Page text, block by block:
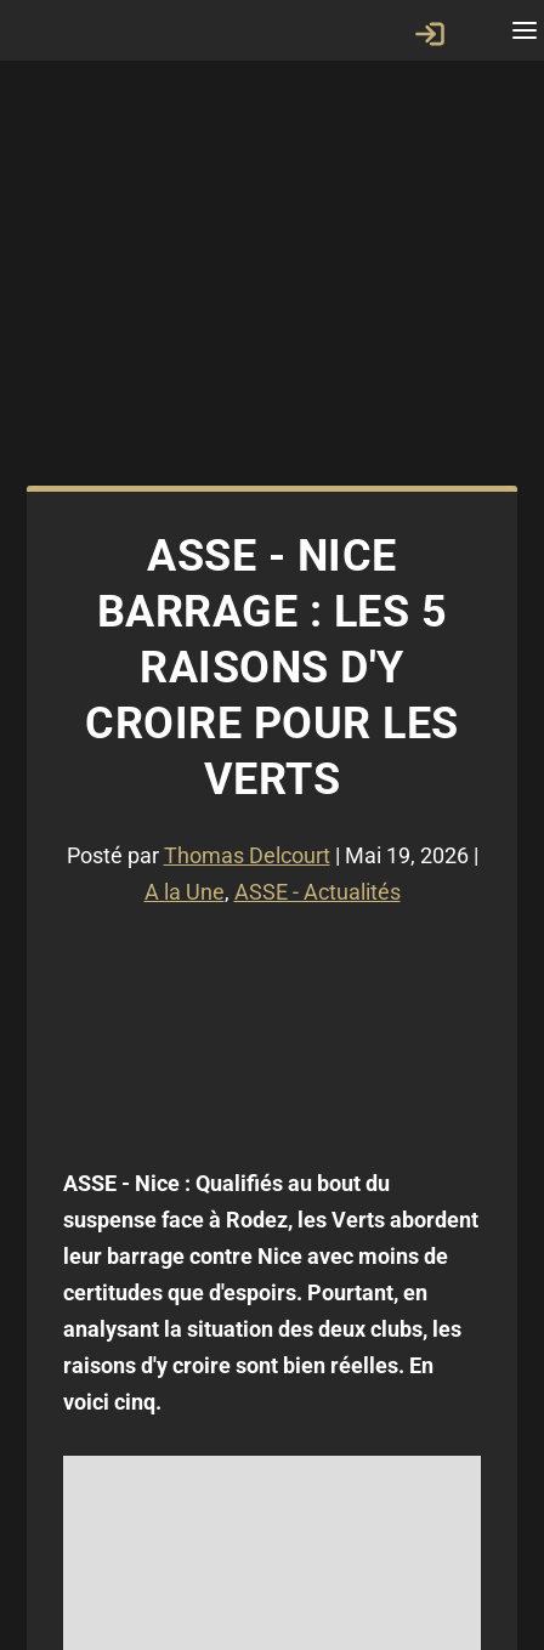
ASSE - NICE
BARRAGE : LES 5
RAISONS D'Y
CROIRE POUR LES
VERTS
Posté parThomas Delcourt| Mai 19, 2026|
A la Une, ASSE - Actualités
ASSE - Nice : Qualifiés au bout du
suspense face à Rodez, les Verts abordent
leur barrage contre Nice avec moins de
certitudes que d'espoirs. Pourtant, en
analysant la situation des deux clubs, les
raisons d'y croire sont bien réelles. En
voici cinq.